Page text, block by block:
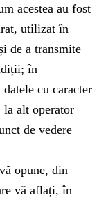
acestea au fost
utilizat în
de a transmite
în
cu caracter
alt operator
de vedere
opune, din
vă aflați, în